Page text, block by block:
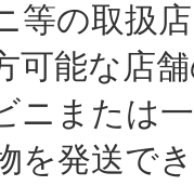
の取扱
可能な店
たは一
を発送で